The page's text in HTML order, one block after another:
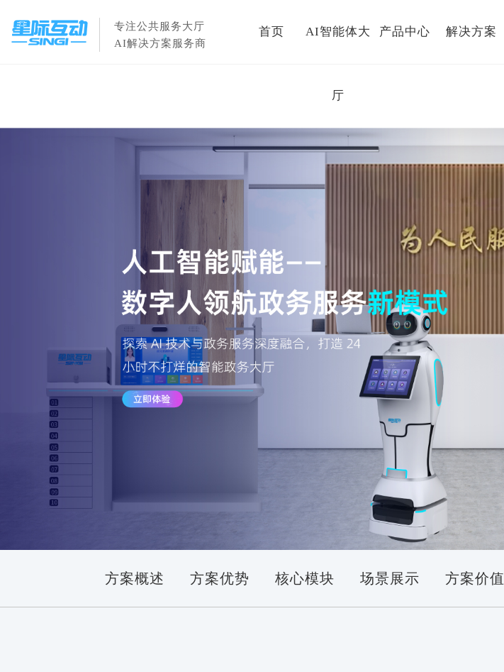
专注公共服务大厅
AI解决方案服务商
首页 AI智能体大
厅
产品中心 解决方案
方案概述 方案优势 核心模块 场景展示 方案价值